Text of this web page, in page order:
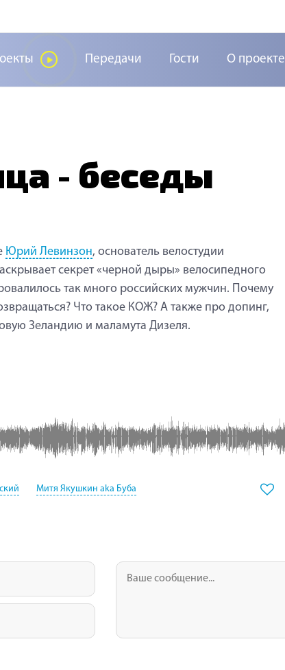
Передачи Гости О проекте
- беседы
Юрий Левинзон, основатель велостудии
секрет «черной дыры» велосипедного
так много российских мужчин. Почему
Что такое КОЖ? А также про допинг,
Зеландию и маламута Дизеля.
Митя Якушкин aka Буба